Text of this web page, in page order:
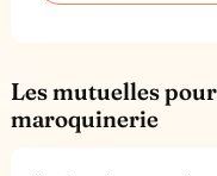
Les mutuelles
maroquinerie